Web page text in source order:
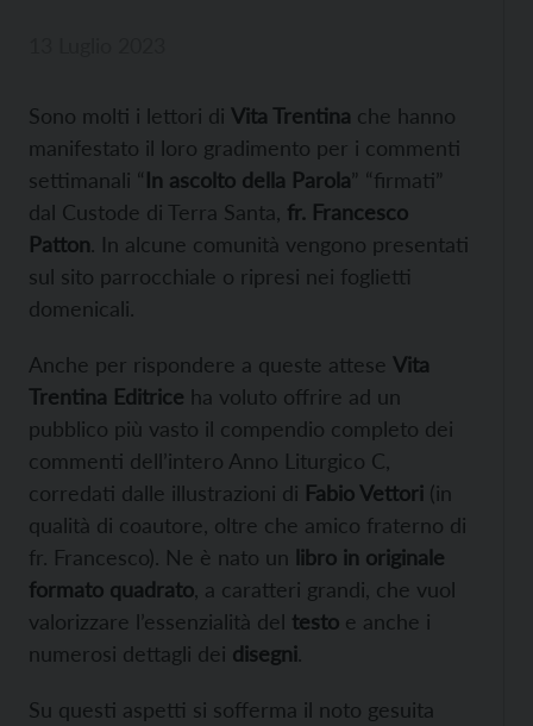
Sono molti i lettori di Vita Trentina che hanno
manifestato il loro gradimento per i commenti
settimanali “In ascolto della Parola” “firmati”
dal Custode di Terra Santa, fr. Francesco
Patton. In alcune comunità vengono presentati
sul sito parrocchiale o ripresi nei foglietti
domenicali.
Anche per rispondere a queste attese Vita
Trentina Editrice ha voluto offrire ad un
pubblico più vasto il compendio completo dei
commenti dell’intero Anno Liturgico C,
corredati dalle illustrazioni di Fabio Vettori (in
qualità di coautore, oltre che amico fraterno di
fr. Francesco). Ne è nato un libro in originale
formato quadrato , a caratteri grandi, che vuol
valorizzare l’essenzialità del testo e anche i
numerosi dettagli dei disegni.
Su questi aspetti si sofferma il noto gesuita